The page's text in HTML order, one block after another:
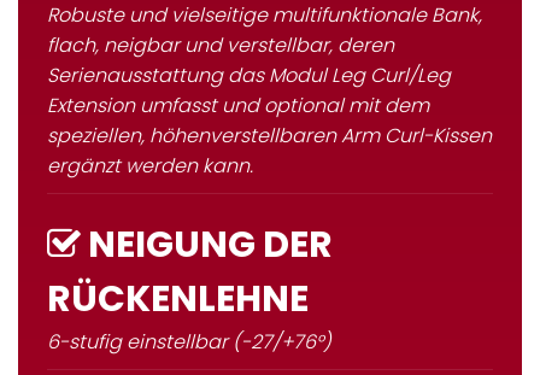
Robuste und vielseitige multifunktionale Bank,
flach, neigbar und verstellbar, deren
Serienausstattung das Modul Leg Curl/Leg
Extension umfasst und optional mit dem
speziellen, höhenverstellbaren Arm Curl-Kissen
ergänzt werden kann.
NEIGUNG DER
RÜCKENLEHNE
6-stufig einstellbar (-27/+76°)